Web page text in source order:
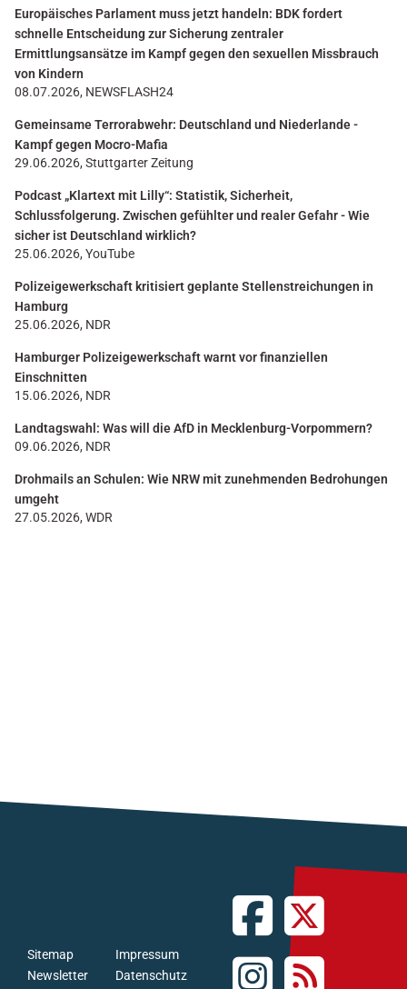
Europäisches Parlament muss jetzt handeln: BDK fordert
schnelle Entscheidung zur Sicherung zentraler
Ermittlungsansätze im Kampf gegen den sexuellen Missbrauch
von Kindern
08.07.2026, NEWSFLASH24
Gemeinsame Terrorabwehr: Deutschland und Niederlande -
Kampf gegen Mocro-Mafia
29.06.2026, Stuttgarter Zeitung
Podcast „Klartext mit Lilly“: Statistik, Sicherheit,
Schlussfolgerung. Zwischen gefühlter und realer Gefahr - Wie
sicher ist Deutschland wirklich?
25.06.2026, YouTube
Polizeigewerkschaft kritisiert geplante Stellenstreichungen in
Hamburg
25.06.2026, NDR
Hamburger Polizeigewerkschaft warnt vor finanziellen
Einschnitten
15.06.2026, NDR
Landtagswahl: Was will die AfD in Mecklenburg-Vorpommern?
09.06.2026, NDR
Drohmails an Schulen: Wie NRW mit zunehmenden Bedrohungen
umgeht
27.05.2026, WDR
Newsletter
Sitemap
Datenschutz
Impressum